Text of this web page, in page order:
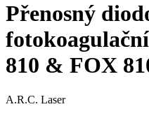
Přenosný
810 & FOX
A.R.C. Laser